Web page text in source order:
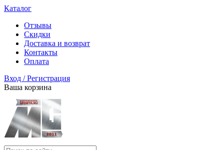
Каталог
Отзывы
Скидки
Доставка и возврат
Контакты
Оплата
Вход / Регистрация
Ваша корзина